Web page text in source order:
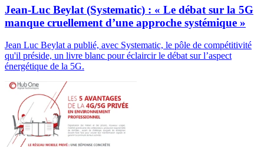
Jean-Luc Beylat (Systematic) : « Le débat sur la 5G
manque cruellement d’une approche systémique »
Jean Luc Beylat a publié, avec Systematic, le pôle de compétitivité
qu'il préside, un livre blanc pour éclaircir le débat sur l’aspect
énergétique de la 5G.